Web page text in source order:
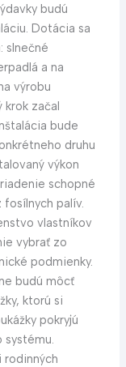
budú
Dotácia sa
slnečné
a na
výrobu
krok začal
bude
druhu
výkon
schopné
palív.
vlastníkov
vybrať zo
podmienky.
budú môcť
ktorú si
pokryjú